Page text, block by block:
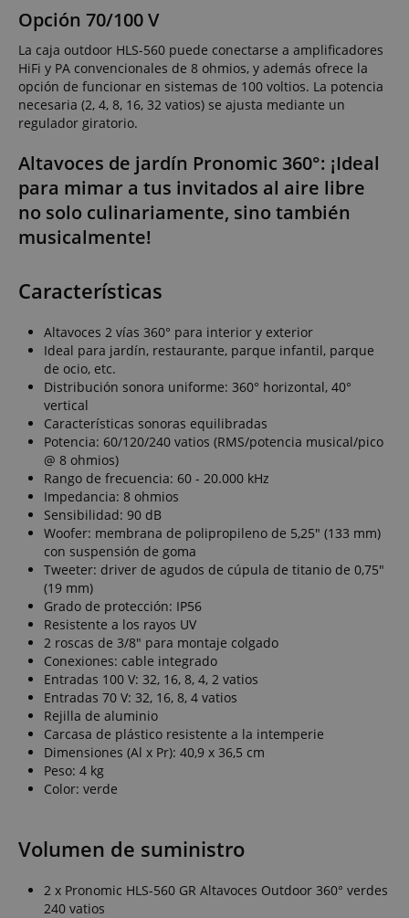
Opción 70/100 V
La caja outdoor HLS-560 puede conectarse a amplificadores
HiFi y PA convencionales de 8 ohmios, y además ofrece la
opción de funcionar en sistemas de 100 voltios. La potencia
necesaria (2, 4, 8, 16, 32 vatios) se ajusta mediante un
regulador giratorio.
Altavoces de jardín Pronomic 360°: ¡Ideal
para mimar a tus invitados al aire libre
no solo culinariamente, sino también
musicalmente!
Características
Altavoces 2 vías 360° para interior y exterior
Ideal para jardín, restaurante, parque infantil, parque
de ocio, etc.
Distribución sonora uniforme: 360° horizontal, 40°
vertical
Características sonoras equilibradas
Potencia: 60/120/240 vatios (RMS/potencia musical/pico
@ 8 ohmios)
Rango de frecuencia: 60 - 20.000 kHz
Impedancia: 8 ohmios
Sensibilidad: 90 dB
Woofer: membrana de polipropileno de 5,25" (133 mm)
con suspensión de goma
Tweeter: driver de agudos de cúpula de titanio de 0,75"
(19 mm)
Grado de protección: IP56
Resistente a los rayos UV
2 roscas de 3/8" para montaje colgado
Conexiones: cable integrado
Entradas 100 V: 32, 16, 8, 4, 2 vatios
Entradas 70 V: 32, 16, 8, 4 vatios
Rejilla de aluminio
Carcasa de plástico resistente a la intemperie
Dimensiones (Al x Pr): 40,9 x 36,5 cm
Peso: 4 kg
Color: verde
Volumen de suministro
2 x Pronomic HLS-560 GR Altavoces Outdoor 360° verdes
240 vatios